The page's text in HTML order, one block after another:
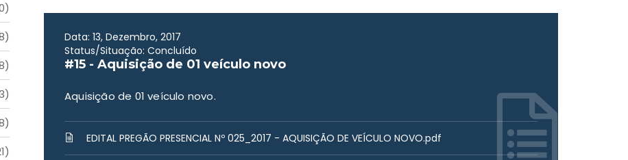
Data: 13, Dezembro, 2017
Status/Situação: Concluído
#15 - Aquisição de 01 veículo novo
Aquisição de 01 veículo novo.
EDITAL PREGÃO PRESENCIAL Nº 025_2017 - AQUISIÇÃO DE VEÍCULO NOVO.pdf